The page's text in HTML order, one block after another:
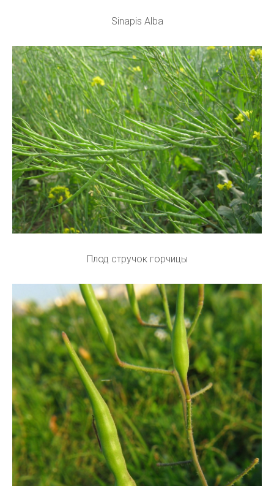
Sinapis Alba
Плод стручок горчицы